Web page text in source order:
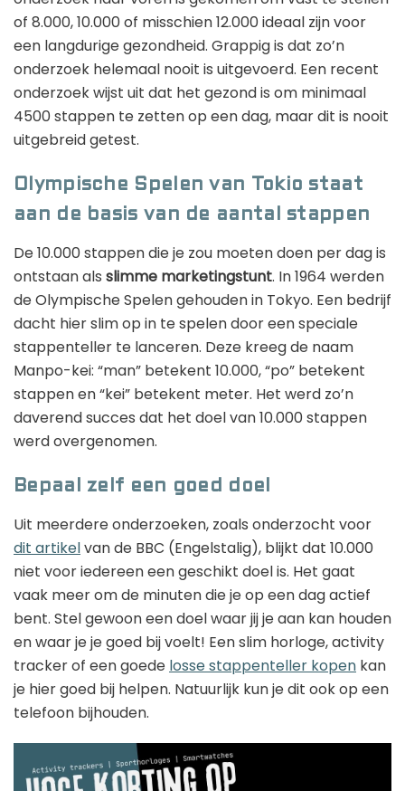
of 8.000, 10.000 of misschien 12.000 ideaal zijn voor
een langdurige gezondheid. Grappig is dat zo’n
onderzoek helemaal nooit is uitgevoerd. Een recent
onderzoek wijst uit dat het gezond is om minimaal
4500 stappen te zetten op een dag, maar dit is nooit
uitgebreid getest.
Olympische Spelen van Tokio staat
aan de basis van de aantal stappen
De 10.000 stappen die je zou moeten doen per dag is
ontstaan als slimme marketingstunt. In 1964 werden
de Olympische Spelen gehouden in Tokyo. Een bedrijf
dacht hier slim op in te spelen door een speciale
stappenteller te lanceren. Deze kreeg de naam
Manpo-kei: “man” betekent 10.000, “po” betekent
stappen en “kei” betekent meter. Het werd zo’n
daverend succes dat het doel van 10.000 stappen
werd overgenomen.
Bepaal zelf een goed doel
Uit meerdere onderzoeken, zoals onderzocht voor
dit artikelvan de BBC (Engelstalig), blijkt dat 10.000
niet voor iedereen een geschikt doel is. Het gaat
vaak meer om de minuten die je op een dag actief
bent. Stel gewoon een doel waar jij je aan kan houden
en waar je je goed bij voelt! Een slim horloge, activity
tracker of een goede losse stappenteller kopen kan
je hier goed bij helpen. Natuurlijk kun je dit ook op een
telefoon bijhouden.